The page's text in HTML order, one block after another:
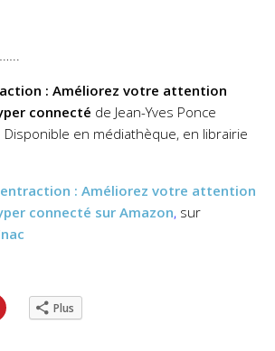
: Améliorez votre attention
connecté de Jean-Yves Ponce
en médiathèque, en librairie
: Améliorez votre attention
connecté sur Amazon, sur
Cliquez
pour Plus